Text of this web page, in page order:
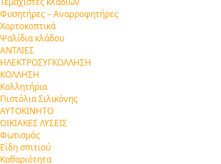
Φυσητήρες – Αναρροφητήρες
Χορτοκοπτικά
Ψαλίδια κλάδου
ΑΝΤΛΙΕΣ
ΗΛΕΚΤΡΟΣΥΓΚΟΛΛΗΣΗ
ΚΟΛΛΗΣΗ
Κολλητήρια
Πιστόλια Σιλικόνης
ΑΥΤΟΚΙΝΗΤΟ
ΟΙΚΙΑΚΕΣ ΛΥΣΕΙΣ
Φωτισμός
Είδη σπιτιού
Καθαριότητα